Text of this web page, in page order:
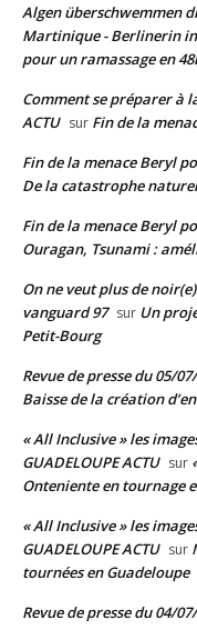
Algen überschwemmen
Martinique - Berlinerin
pour un ramassage en
Comment se préparer à
ACTU sur Fin de la
Fin de la menace Beryl
De la catastrophe
Fin de la menace Beryl
Ouragan, Tsunami :
On ne veut plus de
vanguard 97 sur Un
Petit-Bourg
Revue de presse du 05/
Baisse de la création
« All Inclusive » les
GUADELOUPE ACTU sur
Onteniente en tournage
« All Inclusive » les
GUADELOUPE ACTU sur
tournées en Guadeloupe
Revue de presse du 04/